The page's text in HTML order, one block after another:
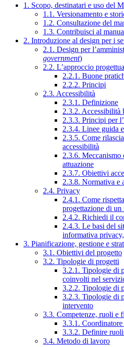
1. Scopo, destinatari e uso del
1.1. Versionamento e
1.2. Consultazione del
1.3. Contribuisci al
2. Introduzione al design per i
2.1. Design per
government)
2.2. L’approccio
2.2.1. Buone
2.2.2. Principi
2.3. Accessibilità
2.3.1. Definizione
2.3.2. Accessibilità
2.3.3. Principi per
2.3.4. Linee guida
2.3.5. Come
accessibilità
2.3.6. Meccanismo
attuazione
2.3.7. Obiettivi
2.3.8. Normativa e
2.4. Privacy
2.4.1. Come
progettazione di
2.4.2. Richiedi il
2.4.3. Le basi del
informativa
3. Pianificazione, gestione e
3.1. Obiettivi del progetto
3.2. Tipologie di progetti
3.2.1. Tipologie di
coinvolti nel
3.2.2. Tipologie di
3.2.3. Tipologie di
intervento
3.3. Competenze, ruoli e
3.3.1.
3.3.2. Definire ruoli
3.4. Metodo di lavoro